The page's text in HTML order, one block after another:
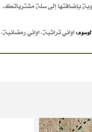
بإضافتها إلى سلة مشترياتك.
اواني تراثية,اواني رمضانية,